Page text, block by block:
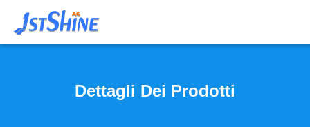
Dettagli Dei Prodotti